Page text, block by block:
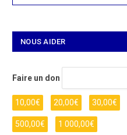
NOUS AIDER
Faire un don
10,00€ 20,00€ 30,00€
500,00€ 1 000,00€